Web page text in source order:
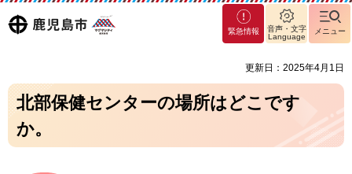
鹿児島
マグ
マシ
緊急情報
音声・文字
Language
メニュー
更新日：2025年4月1日
北部保健センターの場所はどこです
か。